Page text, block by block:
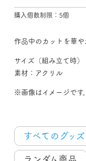
購入個数制限：5個
作品中のカットを華や
サイズ（組み立て時
素材：アクリル
※画像はイメージです
すべてのグッズ